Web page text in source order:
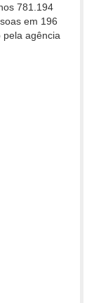
781.194
em 196
agência